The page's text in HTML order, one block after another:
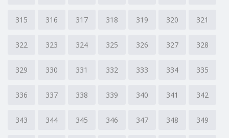
315 316 317 318 319 320 321
322 323 324 325 326 327 328
329 330 331 332 333 334 335
336 337 338 339 340 341 342
343 344 345 346 347 348 349